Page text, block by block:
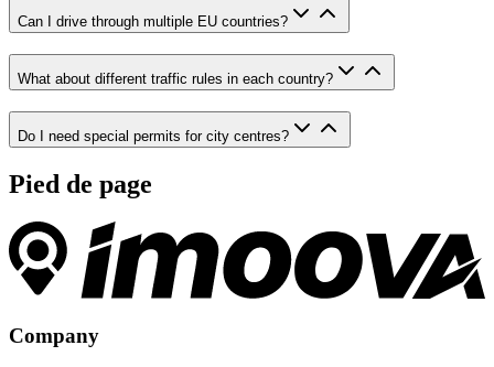
Can I drive through multiple EU countries?
What about different traffic rules in each country?
Do I need special permits for city centres?
Pied de page
Company